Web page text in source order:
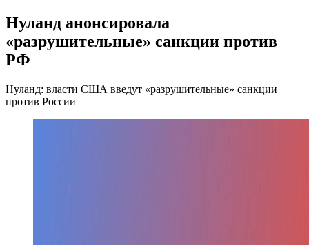
Нуланд анонсировала
«разрушительные» санкции против
РФ
Нуланд: власти США введут «разрушительные» санкции
против России